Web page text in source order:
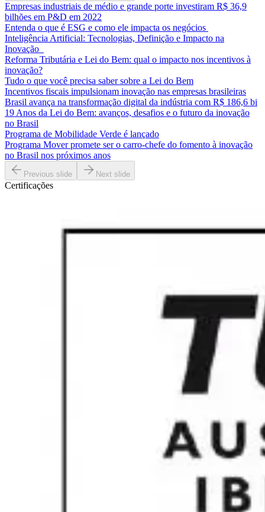
Empresas industriais de médio e grande porte investiram R$ 36,9
bilhões em P&D em 2022
Entenda o que é ESG e como ele impacta os negócios
Inteligência Artificial: Tecnologias, Definição e Impacto na
Inovação
Reforma Tributária e Lei do Bem: qual o impacto nos incentivos à
inovação?
Tudo o que você precisa saber sobre a Lei do Bem
Incentivos fiscais impulsionam inovação nas empresas brasileiras
Brasil avança na transformação digital da indústria com R$ 186,6 bi
19 Anos da Lei do Bem: avanços, desafios e o futuro da inovação
no Brasil
Programa de Mobilidade Verde é lançado
Programa Mover promete ser o carro-chefe do fomento à inovação
no Brasil nos próximos anos
Previous slide Next slide
Certificações